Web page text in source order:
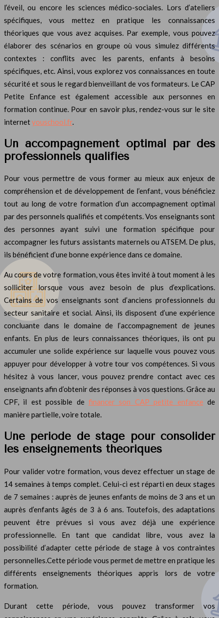
l’éveil, ou encore les sciences médico-sociales. Lors d’ateliers
spécifiques, vous mettez en pratique les connaissances
théoriques que vous avez acquises. Par exemple, vous pouvez
élaborer des scénarios en groupe où vous simulez différents
contextes : conflits avec les parents, enfants à besoins
spécifiques, etc. Ainsi, vous explorez vos connaissances en toute
sécurité et sous le regard bienveillant de vos formateurs. Le CAP
Petite Enfance est également accessible aux personnes en
formation continue. Pour en savoir plus, rendez-vous sur le site
internetyouschool.fr.
Un accompagnement optimal par des
professionnels qualifiés
Pour vous permettre de vous former au mieux aux enjeux de
compréhension et de développement de l’enfant, vous bénéficiez
tout au long de votre formation d’un accompagnement optimal
par des personnels qualifiés et compétents. Vos enseignants sont
des personnes ayant suivi une formation spécifique pour
accompagner les futurs assistants maternels ou ATSEM. De plus,
ils bénéficient d’une bonne expérience dans ce domaine.
Au cours de votre formation, vous êtes invité à tout moment à les
solliciter lorsque vous avez besoin de plus d’explications.
Certains de vos enseignants sont d’anciens professionnels du
secteur sanitaire et social. Ainsi, ils disposent d’une expérience
concluante dans le domaine de l’accompagnement de jeunes
enfants. En plus de leurs connaissances théoriques, ils ont pu
accumuler une solide expérience sur laquelle vous pouvez vous
appuyer pour développer à votre tour vos compétences. Si vous
hésitez à vous lancer, vous pouvez prendre contact avec ces
enseignants afin d’obtenir des réponses à vos questions. Grâce au
CPF, il est possible de financer son CAP petite enfance de
manière partielle, voire totale.
Une période de stage pour consolider
les enseignements théoriques
Pour valider votre formation, vous devez effectuer un stage de
14 semaines à temps complet. Celui-ci est réparti en deux stages
de 7 semaines : auprès de jeunes enfants de moins de 3 ans et un
auprès d’enfants âgés de 3 à 6 ans. Toutefois, des adaptations
peuvent être prévues si vous avez déjà une expérience
professionnelle. En tant que candidat libre, vous avez la
possibilité d’adapter cette période de stage à vos contraintes
personnelles.Cette période vous permet de mettre en pratique les
différents enseignements théoriques appris lors de votre
formation.
Durant cette période, vous pouvez transformer vos